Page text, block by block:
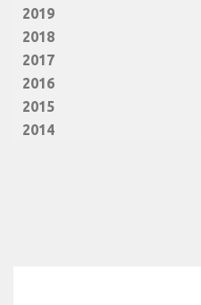
2019
2018
2017
2016
2015
2014